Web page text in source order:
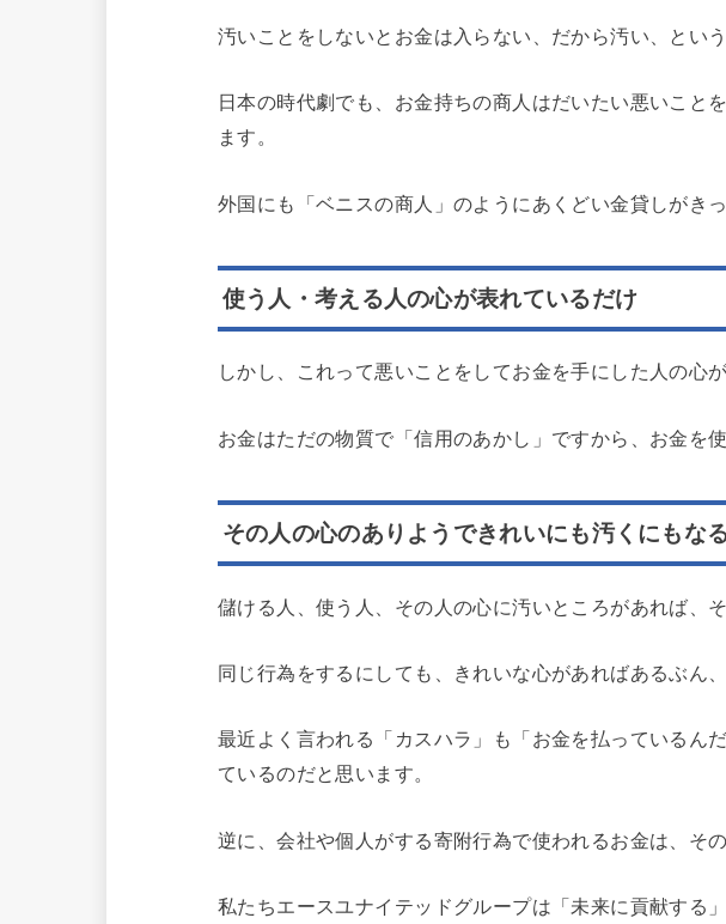
汚いことをしないとお金は入らない、だから汚い、という
日本の時代劇でも、お金持ちの商人はだいたい悪いこと
ます。
外国にも「ベニスの商人」のようにあくどい金貸しがき
使う人・考える人の心が表れているだけ
しかし、これって悪いことをしてお金を手にした人の心
お金はただの物質で「信用のあかし」ですから、お金を
その人の心のありようできれいにも汚くにもな
儲ける人、使う人、その人の心に汚いところがあれば、
同じ行為をするにしても、きれいな心があればあるぶん
最近よく言われる「カスハラ」も「お金を払っているん
ているのだと思います。
逆に、会社や個人がする寄附行為で使われるお金は、そ
私たちエースユナイテッドグループは「未来に貢献する